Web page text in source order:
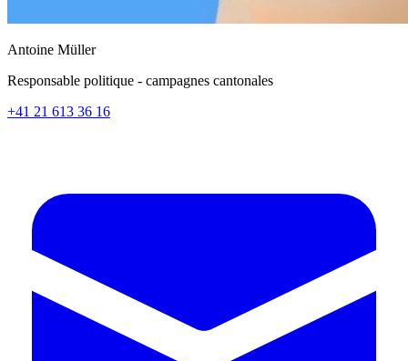
Antoine Müller
Responsable politique - campagnes cantonales
+41 21 613 36 16